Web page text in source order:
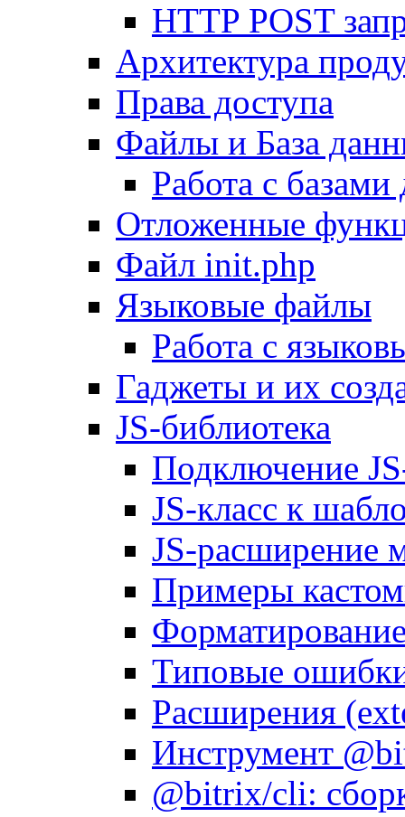
HTTP POST
Архитектура
Права доступа
Файлы и База
Работа с
Отложенные
Файл init.php
Языковые файлы
Работа с
Гаджеты и их
JS-библиотека
Подключение
JS-класс к
JS-расширение
Примеры
Типовые
Расширения
Инструмент
@bitrix/cli: